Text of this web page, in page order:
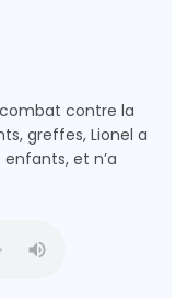
contre la
greffes, Lionel a
et n’a